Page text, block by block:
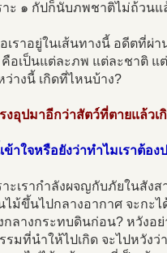
าะ ๑ กัปก็นับภพชาติไม่ถ้วนแ
เราอยู่ในเส้นทางนี้ อดีตที่ผ่า
คือเป็นแต่ละภพ แต่ละชาติ แ
ว่างนี้ เกิดที่ไหนบ้าง?
งอุปมาอีกว่าสัตว์ที่ตายแล้วเ
ข้าใจหรือยังว่าทำไมเราต้อ
าะเรากำลังผจญกับภัยในสัง
ไม้ขึ้นไปกลางอากาศ จะกะ
กลางกระทบดินก่อน? หวังอ
รมที่นำให้ไปเกิด จะไปหวัง